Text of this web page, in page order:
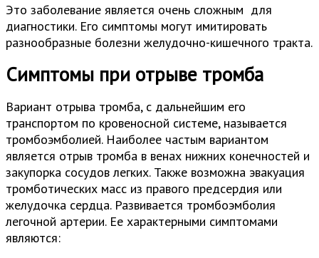
Это заболевание является очень сложным для
диагностики. Его симптомы могут имитировать
разнообразные болезни желудочно-кишечного тракта.
Симптомы при отрыве тромба
Вариант отрыва тромба, с дальнейшим его
транспортом по кровеносной системе, называется
тромбоэмболией. Наиболее частым вариантом
является отрыв тромба в венах нижних конечностей и
закупорка сосудов легких. Также возможна эвакуация
тромботических масс из правого предсердия или
желудочка сердца. Развивается тромбоэмболия
легочной артерии. Ее характерными симптомами
являются: